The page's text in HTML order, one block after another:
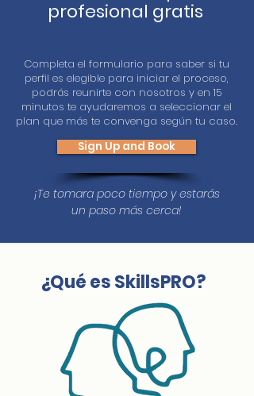
profesional gratis
Completa el formulario para saber si tu
perfil es elegible para iniciar el proceso,
podrás reunirte con nosotros y en 15
minutos te ayudaremos a seleccionar el
plan que más te convenga según tu caso.
Sign Up and Book
¡Te tomara poco tiempo y estarás
un paso más cerca!
¿Qué es SkillsPRO?